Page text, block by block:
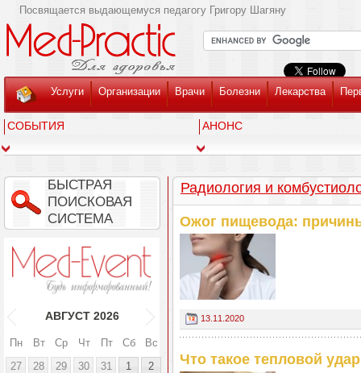
Посвящается выдающемуся педагогу Григору Шагяну
Услуги Организации Врачи Болезни Лекарства
СОБЫТИЯ АНОНС
БЫСТРАЯ
ПОИСКОВАЯ
СИСТЕМА
АВГУСТ 2026
Пн Вт Ср Чт Пт Сб
Вс
27
28 29 30 31 1
2
Радиология и
Ожог пищевода:
13.11.2020
Что такое тепловой